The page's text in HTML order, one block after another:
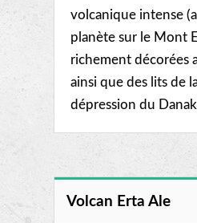
volcanique intense
planète sur le Mont
richement décorées
ainsi que des lits de
dépression du
Volcan Erta Ale